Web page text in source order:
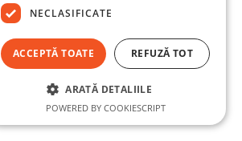
NECLASIFICATE
ACCEPTĂ TOATE REFUZĂ TOT
ARATĂ DETALIILE
POWERED BY COOKIESCRIPT